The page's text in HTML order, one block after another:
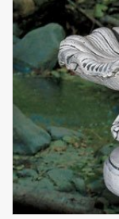
Replica's
Cadeau artikelen
Diversen
Winkel decoratie